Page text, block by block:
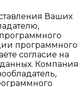
Ваших
программного
согласие на
Компания